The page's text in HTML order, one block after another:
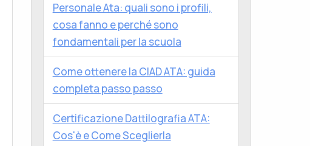
Personale Ata: quali sono i profili,
cosa fanno e perché sono
fondamentali per la scuola
Come ottenere la CIAD ATA: guida
completa passo passo
Certificazione Dattilografia ATA:
Cos'è e Come Sceglierla